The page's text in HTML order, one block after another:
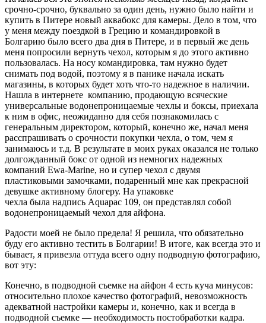
срочно-срочно, буквально за один день, нужно было найти и
купить в Питере новый аквабокс для камеры. Дело в том, что
у меня между поездкой в Грецию и командировкой в
Болгарию было всего два дня в Питере, и в первый же день
меня попросили вернуть чехол, которым я до этого активно
пользовалась. На носу командировка, там нужно будет
снимать под водой, поэтому я в панике начала искать
магазины, в которых будет хоть что-то надежное в наличии.
Нашла в интернете компанию, продающую всяческие
универсальные водонепроницаемые чехлы и боксы, приехала
к ним в офис, неожиданно для себя познакомилась с
генеральным директором, который, конечно же, начал меня
расспрашивать о срочности покупки чехла, о том, чем я
занимаюсь и т.д. В результате в моих руках оказался не только
долгожданный бокс от одной из немногих надежных
компаний Ewa-Marine, но и супер чехол с двумя
пластиковыми замочками, подаренный мне как прекрасной
девушке активному блогеру. На упаковке
чехла была надпись Aquapac 109, он представлял собой
водонепроницаемый чехол для айфона.
Радости моей не было предела! Я решила, что обязательно
буду его активно тестить в Болгарии! В итоге, как всегда это и
бывает, я привезла оттуда всего одну подводную фотографию,
вот эту:
Конечно, в подводной съемке на айфон 4 есть куча минусов:
относительно плохое качество фотографий, невозможность
адекватной настройки камеры и, конечно, как и всегда в
подводной съемке — необходимость постобработки кадра.